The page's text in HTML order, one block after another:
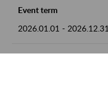
Event term
2026.01.01 - 2026.12.31